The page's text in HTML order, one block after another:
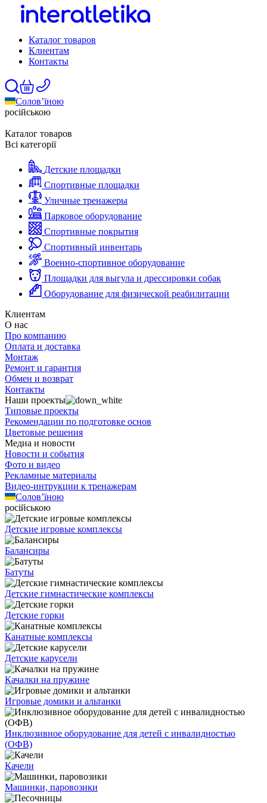
Каталог товаров
Клиентам
Контакты
Солов’їною
російською
Каталог товаров
Всі категорії
Детские площадки
Спортивные площадки
Уличные тренажеры
Парковое оборудование
Спортивные покрытия
Спортивный инвентарь
Военно-спортивное оборудование
Площадки для выгула и дрессировки собак
Оборудование для физической реабилитации
Клиентам
О нас
Про компанию
Оплата и доставка
Монтаж
Ремонт и гарантия
Обмен и возврат
Контакты
Наши проекты
Типовые проекты
Рекомендации по подготовке основ
Цветовые решения
Медиа и новости
Новости и события
Фото и видео
Рекламные материалы
Видео-интрукции к тренажерам
Солов’їною
російською
Детские игровые комплексы
Балансиры
Батуты
Детские гимнастические комплексы
Детские горки
Канатные комплексы
Детские карусели
Качалки на пружине
Игровые домики и альтанки
Инклюзивное оборудование для детей с инвалидностью
(ОФВ)
Качели
Машинки, паровозики